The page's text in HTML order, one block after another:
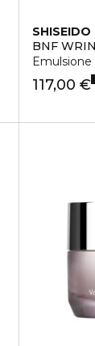
SHISEIDO
BNF
Emulsione
117,00 €